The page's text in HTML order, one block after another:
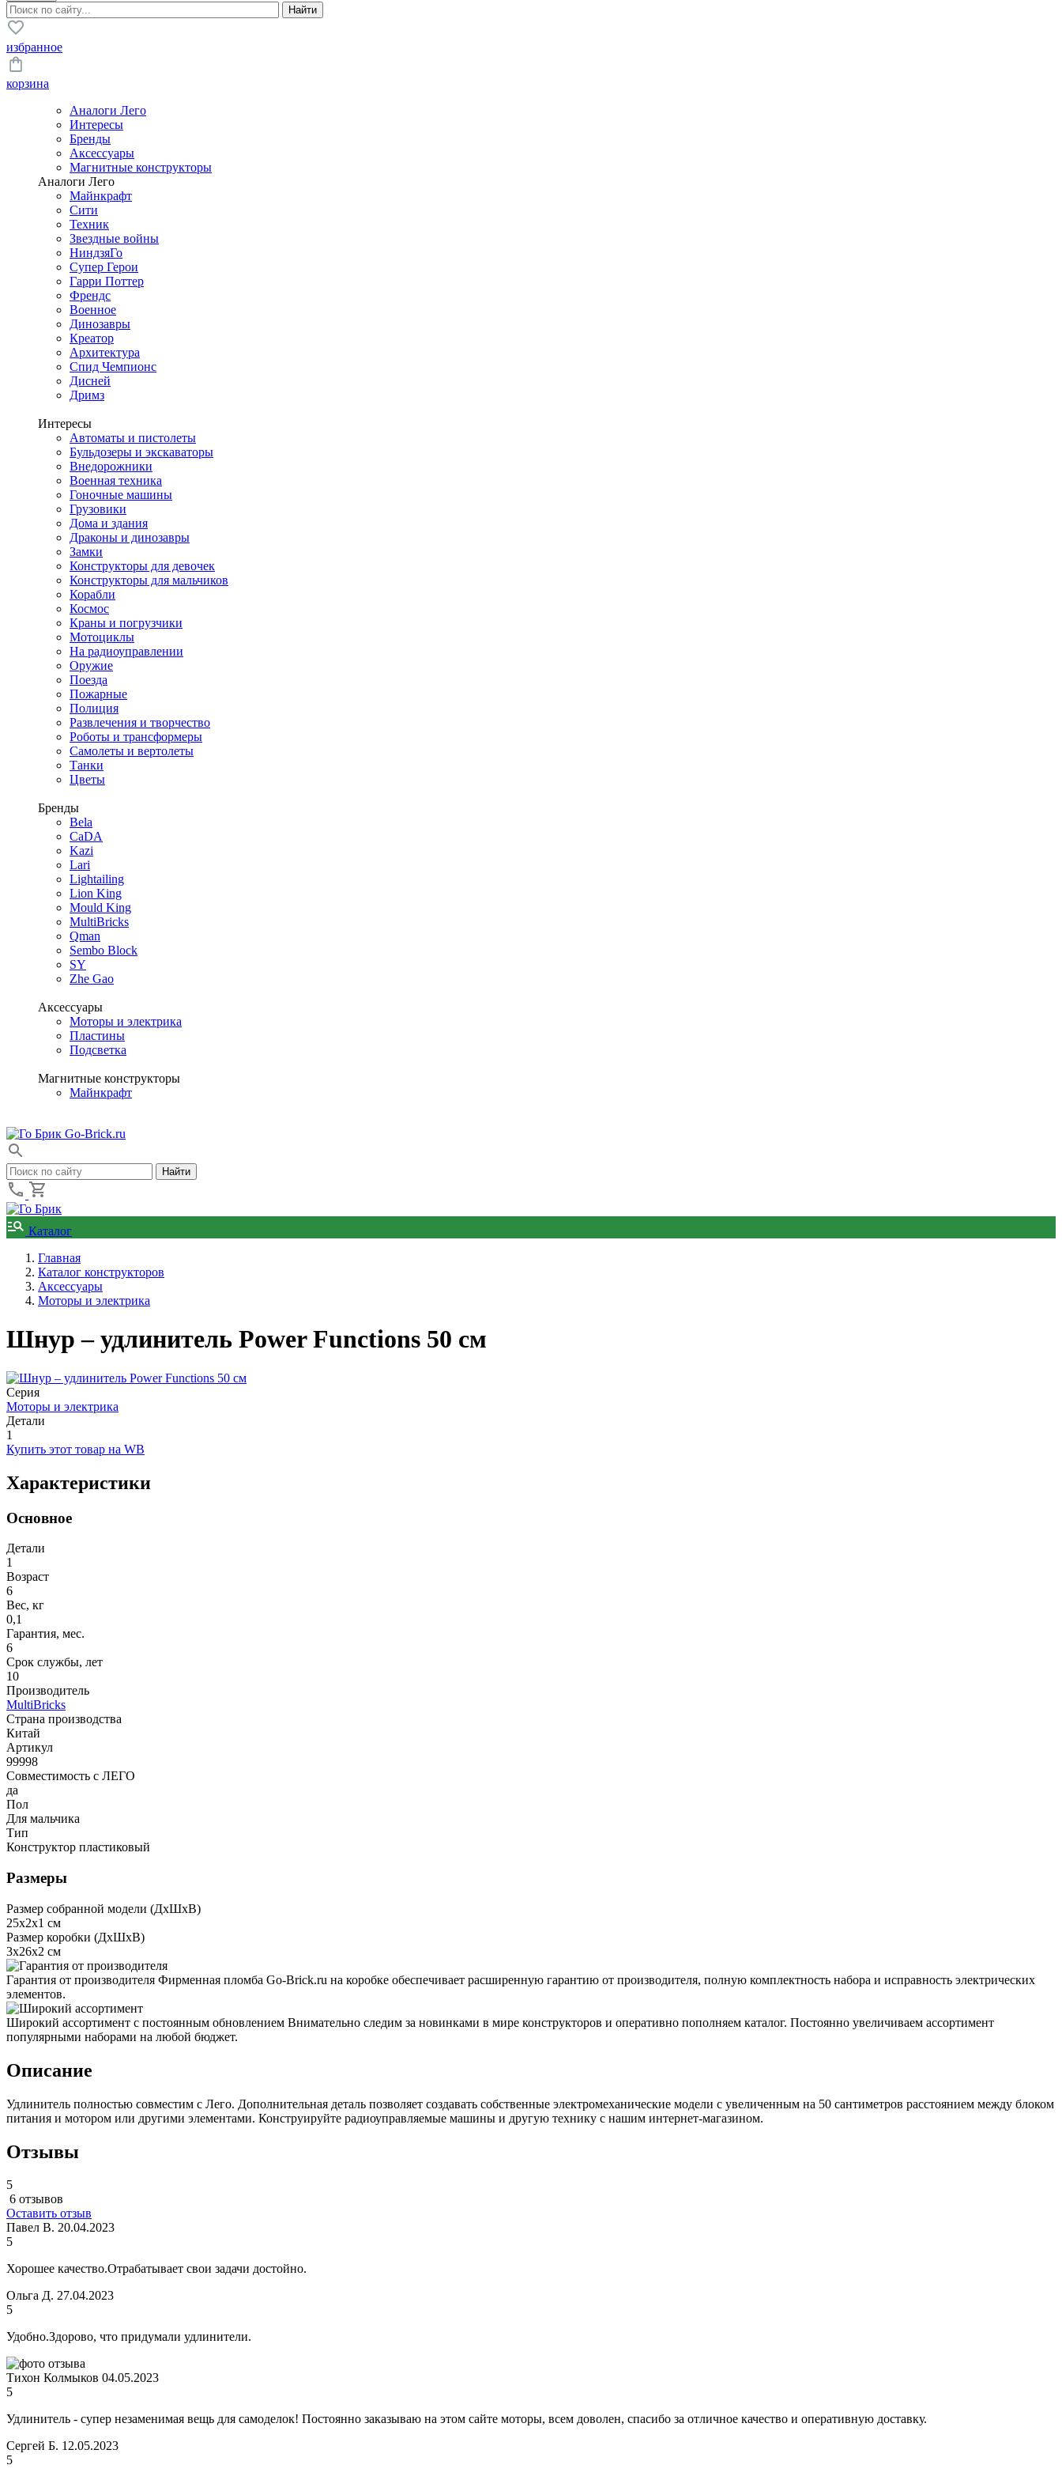
избранное
корзина
Аналоги Лего
Интересы
Бренды
Аксессуары
Магнитные конструкторы
Аналоги Лего
Майнкрафт
Сити
Техник
Звездные войны
НиндзяГо
Супер Герои
Гарри Поттер
Френдс
Военное
Динозавры
Креатор
Архитектура
Спид Чемпионс
Дисней
Дримз
Интересы
Автоматы и пистолеты
Бульдозеры и экскаваторы
Внедорожники
Военная техника
Гоночные машины
Грузовики
Дома и здания
Драконы и динозавры
Замки
Конструкторы для девочек
Конструкторы для мальчиков
Корабли
Космос
Краны и погрузчики
Мотоциклы
На радиоуправлении
Оружие
Поезда
Пожарные
Полиция
Развлечения и творчество
Роботы и трансформеры
Самолеты и вертолеты
Танки
Цветы
Бренды
Bela
CaDA
Kazi
Lari
Lightailing
Lion King
Mould King
MultiBricks
Qman
Sembo Block
SY
Zhe Gao
Аксессуары
Моторы и электрика
Пластины
Подсветка
Магнитные конструкторы
Майнкрафт
Go-Brick.ru
Каталог
Главная
Каталог конструкторов
Аксессуары
Моторы и электрика
Шнур – удлинитель Power Functions 50 см
Серия
Моторы и электрика
Детали
1
Купить этот товар на WB
Характеристики
Основное
Детали
1
Возраст
6
Вес, кг
0,1
Гарантия, мес.
6
Срок службы, лет
10
Производитель
MultiBricks
Страна производства
Китай
Артикул
99998
Совместимость с ЛЕГО
да
Пол
Для мальчика
Тип
Конструктор пластиковый
Размеры
Размер собранной модели (ДxШxВ)
25x2x1 см
Размер коробки (ДxШxВ)
3x26x2 см
Гарантия от производителя Фирменная пломба Go-Brick.ru на коробке обеспечивает расширенную гарантию от производителя, полную комплектность набора и исправность электрических
элементов.
Широкий ассортимент с постоянным обновлением Внимательно следим за новинками в мире конструкторов и оперативно пополняем каталог. Постоянно увеличиваем ассортимент
популярными наборами на любой бюджет.
Описание
Удлинитель полностью совместим с Лего. Дополнительная деталь позволяет создавать собственные электромеханические модели с увеличенным на 50 сантиметров расстоянием между блоком
питания и мотором или другими элементами. Конструируйте радиоуправляемые машины и другую технику с нашим интернет-магазином.
Отзывы
5
6 отзывов
Оставить отзыв
Павел В. 20.04.2023
5
Хорошее качество.Отрабатывает свои задачи достойно.
Ольга Д. 27.04.2023
5
Удобно.Здорово, что придумали удлинители.
Тихон Колмыков 04.05.2023
5
Удлинитель - супер незаменимая вещь для самоделок! Постоянно заказываю на этом сайте моторы, всем доволен, спасибо за отличное качество и оперативную доставку.
Сергей Б. 12.05.2023
5